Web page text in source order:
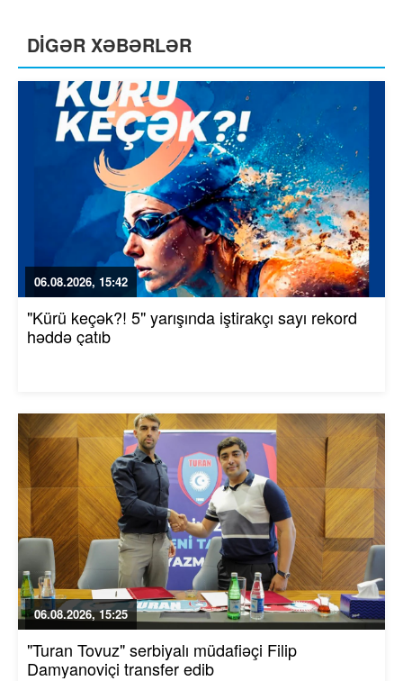
DİGƏR XƏBƏRLƏR
06.08.2026, 15:42
"Kürü keçək?! 5" yarışında iştirakçı sayı rekord
həddə çatıb
06.08.2026, 15:25
"Turan Tovuz" serbiyalı müdafiəçi Filip
Damyanoviçi transfer edib